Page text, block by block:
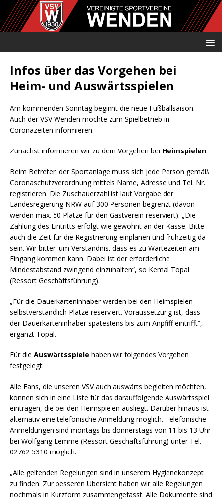
Infos über das Vorgehen bei
Heim- und Auswärtsspielen
Am kommenden Sonntag beginnt die neue Fußballsaison.
Auch der VSV Wenden möchte zum Spielbetrieb in
Coronazeiten informieren.
Zunächst informieren wir zu dem Vorgehen bei Heimspielen:
Beim Betreten der Sportanlage muss sich jede Person gemäß
Coronaschutzverordnung mittels Name, Adresse und Tel. Nr.
registrieren. Die Zuschauerzahl ist laut Vorgabe der
Landesregierung NRW auf 300 Personen begrenzt (davon
werden max. 50 Plätze für den Gastverein reserviert). „Die
Zahlung des Eintritts erfolgt wie gewohnt an der Kasse. Bitte
auch die Zeit für die Registrierung einplanen und frühzeitig da
sein. Wir bitten um Verständnis, dass es zu Wartezeiten am
Eingang kommen kann. Dabei ist der erforderliche
Mindestabstand zwingend einzuhalten“, so Kemal Topal
(Ressort Geschäftsführung).
„Für die Dauerkarteninhaber werden bei den Heimspielen
selbstverständlich Plätze reserviert. Voraussetzung ist, dass
der Dauerkarteninhaber spätestens bis zum Anpfiff eintrifft“,
ergänzt Topal.
Für die Auswärtsspiele haben wir folgendes Vorgehen
festgelegt:
Alle Fans, die unseren VSV auch auswärts begleiten möchten,
können sich in eine Liste für das darauffolgende Auswärtsspiel
eintragen, die bei den Heimspielen ausliegt. Darüber hinaus ist
alternativ eine telefonische Anmeldung möglich. Telefonische
Anmeldungen sind montags bis donnerstags von 11 bis 13 Uhr
bei Wolfgang Lemme (Ressort Geschäftsführung) unter Tel.
02762 5310 möglich.
„Alle geltenden Regelungen sind in unserem Hygienekonzept
zu finden. Zur besseren Übersicht haben wir alle Regelungen
nochmals in Kurzform zusammengefasst. Alle Dokumente sind